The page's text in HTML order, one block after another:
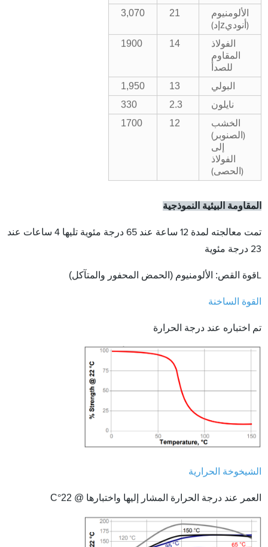
الألومنيوم
(أنوديz إد)
21
3,070
الفولاذ
المقاوم
للصدأ
14
1900
البولي 13
1,950
نايلون 2.3
330
الخشب
(الصنوبر)
إلى
الفولاذ
(الحصى)
12
1700
المقاومة البيئية النموذجية
تمت معالجته لمدة 12 ساعة عند 65 درجة مئوية تليها 4 ساعات عند
23 درجة مئوية
Lقوة القص: الألومنيوم (الحمض المحفور والمتآكل)
القوة الساخنة
تم اختباره عند درجة الحرارة
الشيخوخة الحرارية
العمر عند درجة الحرارة المشار إليها واختبارها @ 22 °
C